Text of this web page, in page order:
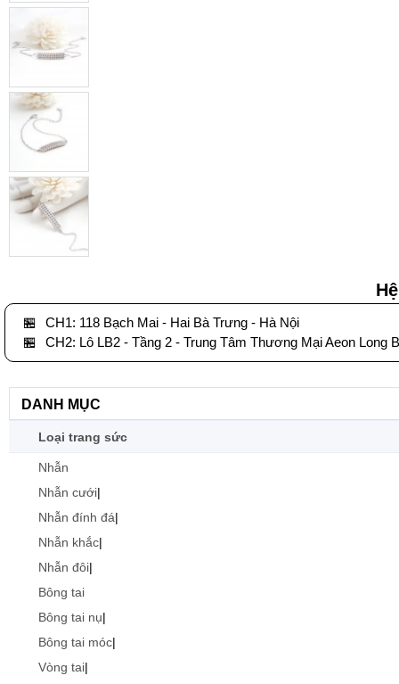
🏪
CH1: 118 Bạch Mai - Hai Bà Trưng - Hà Nội
🏪
CH2: Lô LB2 - Tầng 2 - Trung Tâm Thương Mại Aeon Long
DANH MỤC
Loại trang sức
Nhẫn
Nhẫn cưới|
Nhẫn đính đá|
Nhẫn khắc|
Nhẫn đôi|
Bông tai
Bông tai nụ|
Bông tai móc|
Vòng tai|